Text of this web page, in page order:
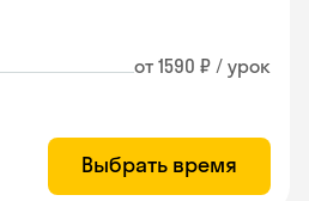
от 1590 ₽ / урок
Выбрать время